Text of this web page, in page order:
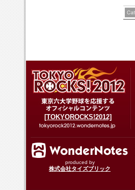
[TOKYOROCKS!2012]
produced by
株式会社タイズブリック